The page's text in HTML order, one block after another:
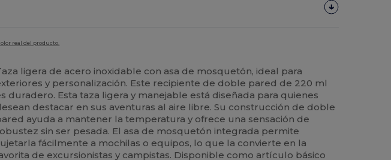
real del producto.
ligera de acero inoxidable con asa de mosquetón, ideal para
y personalización. Este recipiente de doble pared de 220 ml
duradero. Esta taza ligera y manejable está diseñada para quienes
destacar en sus aventuras al aire libre. Su construcción de doble
ayuda a mantener la temperatura y ofrece una sensación de
sin ser pesada. El asa de mosquetón integrada permite
fácilmente a mochilas o equipos, lo que la convierte en la
de excursionistas y campistas. Disponible como artículo básico